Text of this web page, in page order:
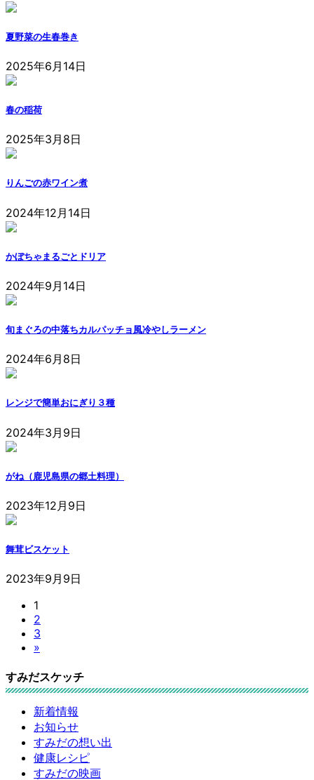
夏野菜の生春巻き
2025年6月14日
春の稲荷
2025年3月8日
りんごの赤ワイン煮
2024年12月14日
かぼちゃまるごとドリア
2024年9月14日
旬まぐろの中落ちカルパッチョ風冷やしラーメン
2024年6月8日
レンジで簡単おにぎり３種
2024年3月9日
がね（鹿児島県の郷土料理）
2023年12月9日
舞茸ビスケット
2023年9月9日
稿
ペ
ー
ジ
送
り
固
定
ペ
ー
1
固
定
ペ
ジ
2
固
定
ー
ジ
3
»
すみだスケッチ
新着情報
お知らせ
すみだの想い出
健康レシピ
すみだの映画